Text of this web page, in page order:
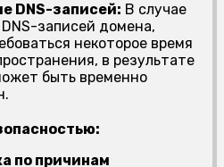
DNS-записей: В случае
записей домена,
некоторое время
в результате
быть временно
по причинам